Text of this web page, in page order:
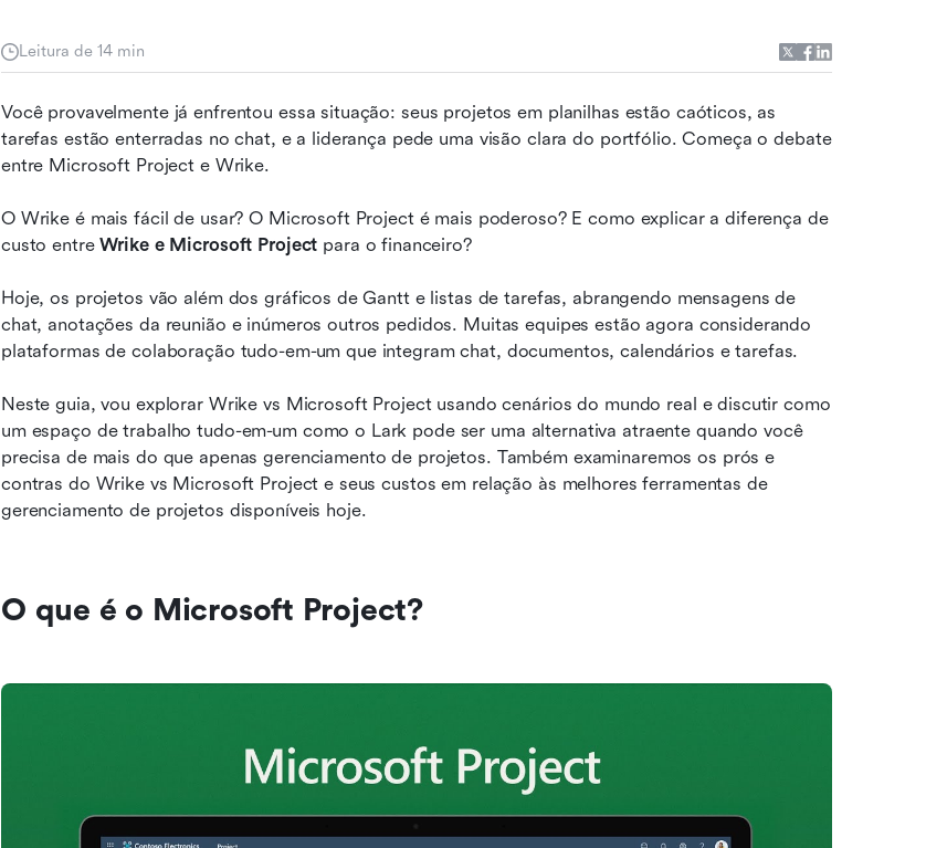
Leitura de 14 min
Você provavelmente já enfrentou essa situação: seus projetos em planilhas estão caóticos, as
tarefas estão enterradas no chat, e a liderança pede uma visão clara do portfólio. Começa o debate
entre Microsoft Project e Wrike.
O Wrike é mais fácil de usar? O Microsoft Project é mais poderoso? E como explicar a diferença de
custo entre Wrike e Microsoft Project para o financeiro?
Hoje, os projetos vão além dos gráficos de Gantt e listas de tarefas, abrangendo mensagens de
chat, anotações da reunião e inúmeros outros pedidos. Muitas equipes estão agora considerando
plataformas de colaboração tudo-em-um que integram chat, documentos, calendários e tarefas.
Neste guia, vou explorar Wrike vs Microsoft Project usando cenários do mundo real e discutir como
um espaço de trabalho tudo-em-um como o Lark pode ser uma alternativa atraente quando você
precisa de mais do que apenas gerenciamento de projetos. Também examinaremos os prós e
contras do Wrike vs Microsoft Project e seus custos em relação às melhores ferramentas de
gerenciamento de projetos disponíveis hoje.
O que é o Microsoft Project?